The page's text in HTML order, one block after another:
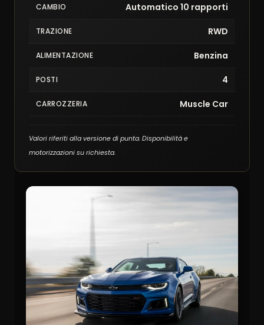
CAMBIO Automatico 10 rapporti
TRAZIONE RWD
ALIMENTAZIONE Benzina
POSTI 4
CARROZZERIA Muscle Car
Valori riferiti alla versione di punta. Disponibilità e
motorizzazioni su richiesta.